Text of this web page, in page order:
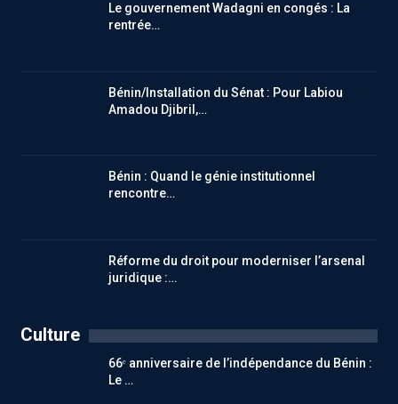
Le gouvernement Wadagni en congés : La
rentrée…
Bénin/Installation du Sénat : Pour Labiou
Amadou Djibril,…
Bénin : Quand le génie institutionnel
rencontre…
Réforme du droit pour moderniser l’arsenal
juridique :…
Culture
66ᵉ anniversaire de l’indépendance du Bénin :
Le …